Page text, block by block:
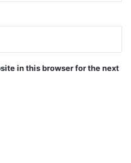
in this browser for the next